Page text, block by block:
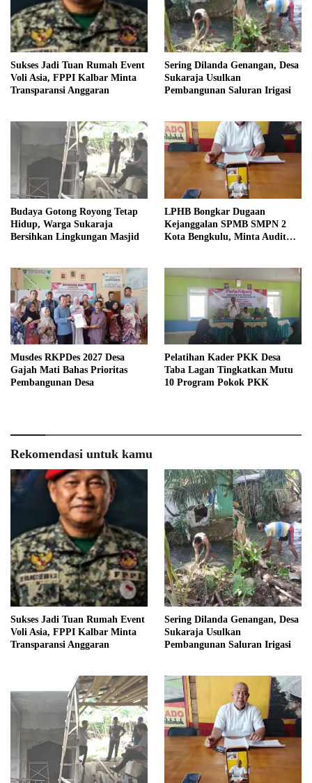
Sukses Jadi Tuan Rumah Event
Voli Asia, FPPI Kalbar Minta
Transparansi Anggaran
Sering Dilanda Genangan, Desa
Sukaraja Usulkan
Pembangunan Saluran Irigasi
Budaya Gotong Royong Tetap
Hidup, Warga Sukaraja
Bersihkan Lingkungan Masjid
LPHB Bongkar Dugaan
Kejanggalan SPMB SMPN 2
Kota Bengkulu, Minta Audit
Musdes RKPDes 2027 Desa
Gajah Mati Bahas Prioritas
Pembangunan Desa
Pelatihan Kader PKK Desa
Taba Lagan Tingkatkan Mutu
10 Program Pokok PKK
Rekomendasi untuk kamu
Sukses Jadi Tuan Rumah Event
Voli Asia, FPPI Kalbar Minta
Transparansi Anggaran
Sering Dilanda Genangan, Desa
Sukaraja Usulkan
Pembangunan Saluran Irigasi